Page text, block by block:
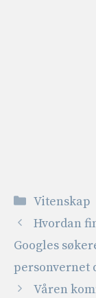
Kategorier
Vitenskap
Hvordan
Googles
personvernet
Våren